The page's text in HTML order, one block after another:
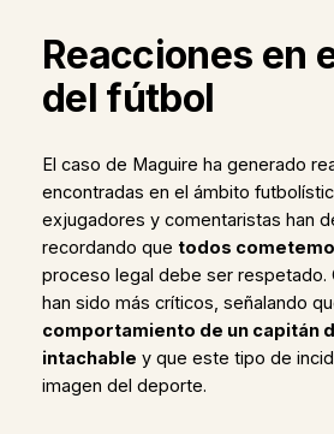
Reacciones en
del fútbol
El caso de Maguire ha generado
encontradas en el ámbito
exjugadores y comentaristas han
recordando que todos
proceso legal debe ser respetado.
han sido más críticos, señalando
comportamiento de un capitán
intachable y que este tipo de
imagen del deporte.